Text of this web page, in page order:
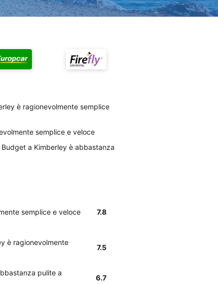
è ragionevolmente semplice
semplice e veloce
a Kimberley è abbastanza
semplice e veloce 7.8
è ragionevolmente
7.5
pulite a
6.7